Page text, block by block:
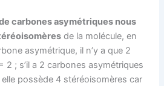
carbones asymétriques nous
de la molécule, en
asymétrique, il n’y a que 2
2 ; s’il a 2 carbones asymétriques
possède 4 stéréoisomères car